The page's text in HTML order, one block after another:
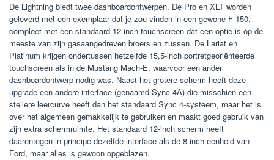
De Lightning biedt twee dashboardontwerpen. De Pro en XLT worden
geleverd met een exemplaar dat je zou vinden in een gewone F-150,
compleet met een standaard 12-inch touchscreen dat een optie is op de
meeste van zijn gasaangedreven broers en zussen. De Lariat en
Platinum krijgen ondertussen hetzelfde 15,5-inch portretgeoriënteerde
touchscreen als in de Mustang Mach-E, waarvoor een ander
dashboardontwerp nodig was. Naast het grotere scherm heeft deze
upgrade een andere interface (genaamd Sync 4A) die misschien een
steilere leercurve heeft dan het standaard Sync 4-systeem, maar het is
over het algemeen gemakkelijk te gebruiken en maakt goed gebruik van
zijn extra schermruimte. Het standaard 12-inch scherm heeft
daarentegen in principe dezelfde interface als de 8-inch-eenheid van
Ford, maar alles is gewoon opgeblazen.